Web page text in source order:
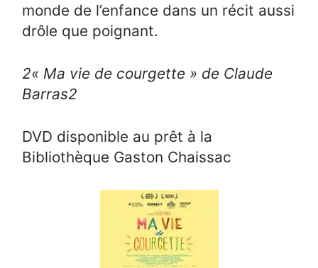
monde de l’enfance dans un récit aussi
drôle que poignant.
2« Ma vie de courgette » de Claude
Barras2
DVD disponible au prêt à la
Bibliothèque Gaston Chaissac